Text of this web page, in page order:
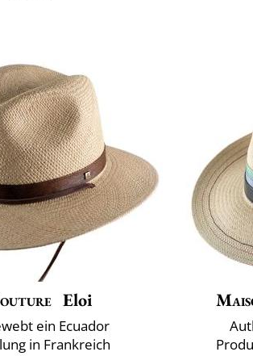
Eloi
ein Ecuador
in Frankreich